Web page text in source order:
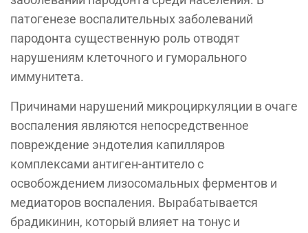
патогенезе воспалительных заболеваний
пародонта существенную роль отводят
нарушениям клеточного и гуморального
иммунитета.
Причинами нарушений микроциркуляции в очаге
воспаления являются непосредственное
повреждение эндотелия капилляров
комплексами антиген-антитело с
освобождением лизосомальных ферментов и
медиаторов воспаления. Вырабатывается
брадикинин, который влияет на тонус и